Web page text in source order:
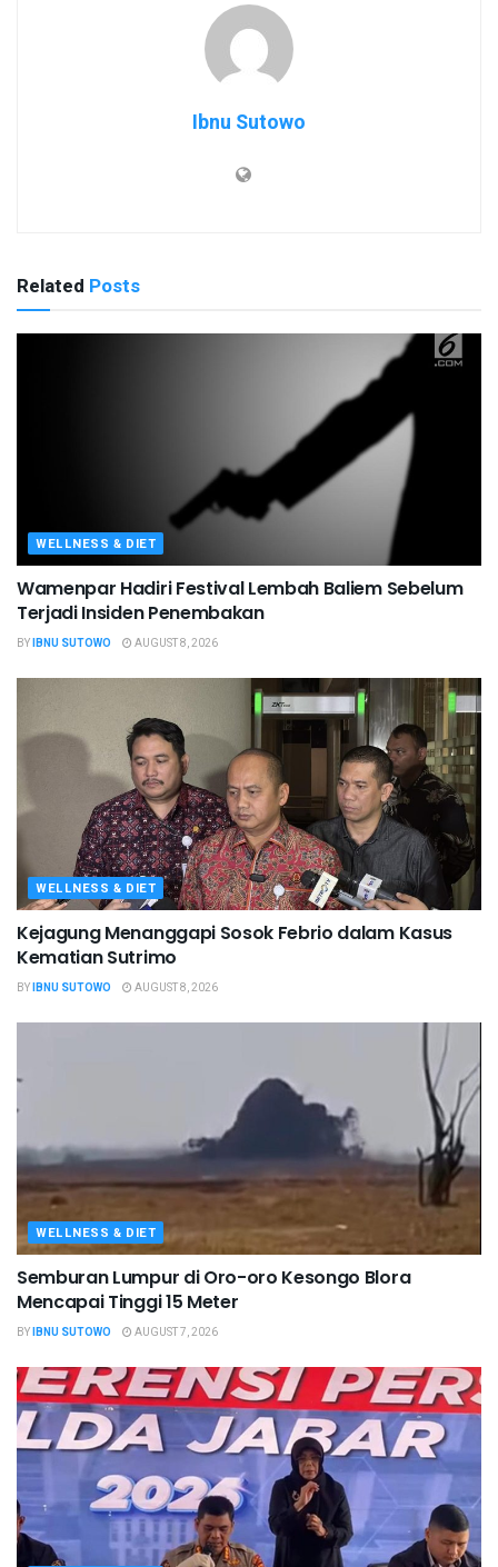
Ibnu Sutowo
Related Posts
WELLNESS & DIET
Wamenpar Hadiri Festival Lembah Baliem Sebelum
Terjadi Insiden Penembakan
BYIBNU SUTOWO AUGUST 8, 2026
WELLNESS & DIET
Kejagung Menanggapi Sosok Febrio dalam Kasus
Kematian Sutrimo
BYIBNU SUTOWO AUGUST 8, 2026
WELLNESS & DIET
Semburan Lumpur di Oro-oro Kesongo Blora
Mencapai Tinggi 15 Meter
BYIBNU SUTOWO AUGUST 7, 2026